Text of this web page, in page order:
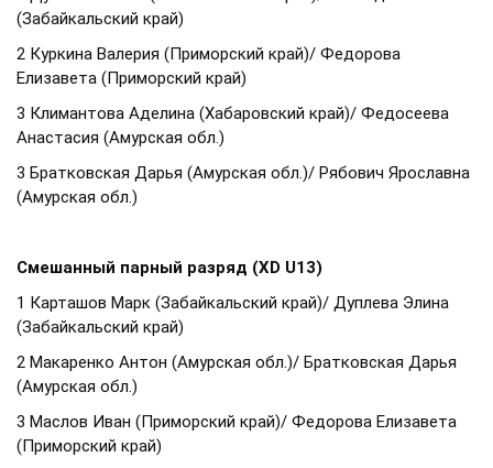
(Забайкальский край)
2 Куркина Валерия (Приморский край)/ Федорова
Елизавета (Приморский край)
3 Климантова Аделина (Хабаровский край)/ Федосеева
Анастасия (Амурская обл.)
3 Братковская Дарья (Амурская обл.)/ Рябович Ярославна
(Амурская обл.)
Смешанный парный разряд (XD U13)
1 Карташов Марк (Забайкальский край)/ Дуплева Элина
(Забайкальский край)
2 Макаренко Антон (Амурская обл.)/ Братковская Дарья
(Амурская обл.)
3 Маслов Иван (Приморский край)/ Федорова Елизавета
(Приморский край)